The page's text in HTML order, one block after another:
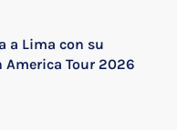
a Lima con su
Tour 2026